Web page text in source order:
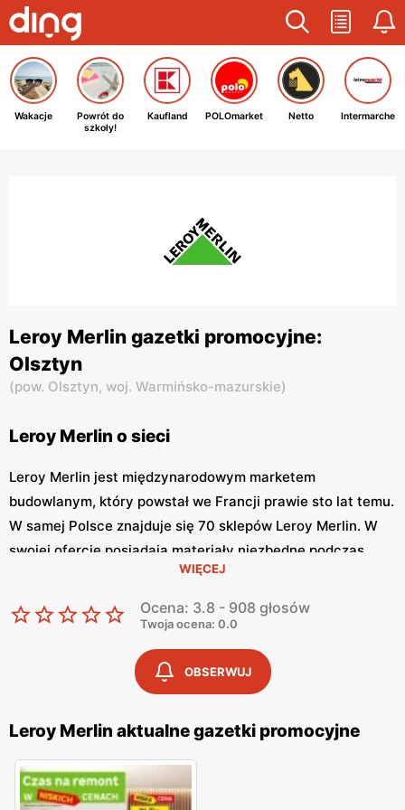
Wakacje
Powrót do
szkoły!
Kaufland POLOmarket Netto Intermarche
Leroy Merlin gazetki promocyjne:
Olsztyn
(pow. Olsztyn, woj. Warmińsko-mazurskie)
Leroy Merlin o sieci
Leroy Merlin jest międzynarodowym marketem
budowlanym, który powstał we Francji prawie sto lat temu.
W samej Polsce znajduje się 70 sklepów Leroy Merlin. W
swojej ofercie posiadają materiały niezbędne podczas
Gwarantowana jakość materiałów
Oferta Leroy obejmuje szeroki asortyment towarów
niezbędnych na etapie budowy takich jak: materiały
ogrzewanie, konstrukcje drewniane i metalowe, materiały
wykończeniowe, okna i drzwi, ogrodzenia i bramy,
narzędzia budowlane, hydraulika. Korzystając z
materiałów niezbędnych przy projektowaniu wnętrza i jego
WIĘCEJ
Ocena: 3.8 - 908 głosów
Twoja ocena: 0.0
OBSERWUJ
Leroy Merlin aktualne gazetki promocyjne